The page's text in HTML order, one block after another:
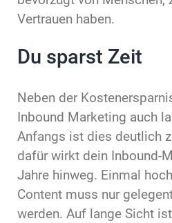
Vertrauen haben.
Du sparst Zeit
Neben der
Inbound Marketing auch
Anfangs ist dies deutlich
dafür wirkt dein Inbound-
Jahre hinweg. Einmal
Content muss nur
werden. Auf lange Sicht